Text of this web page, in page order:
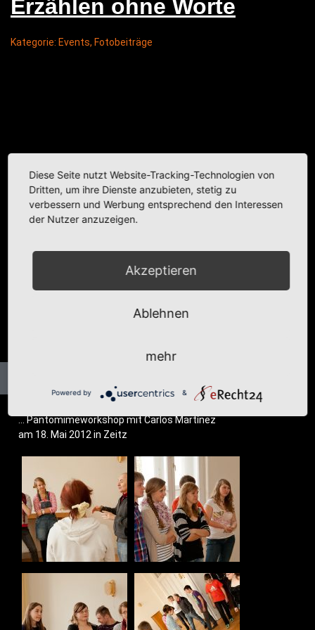
Erzäh­len ohne Worte
Kategorie: Events, Fotobeiträge
… Pan­to­mime­work­shop mit Car­los Martínez
am 18. Mai 2012 in Zeitz
Diese Seite nutzt Website-Tracking-Technologien von
Dritten, um ihre Dienste anzubieten, stetig zu
verbessern und Werbung entsprechend den Interessen
der Nutzer anzuzeigen.
Akzeptieren
Ablehnen
mehr
Powered by &